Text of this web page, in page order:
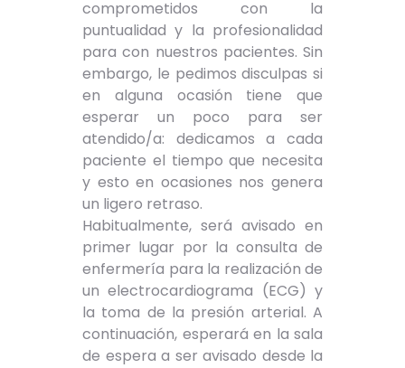
comprometidos con la
puntualidad y la profesionalidad
para con nuestros pacientes. Sin
embargo, le pedimos disculpas si
en alguna ocasión tiene que
esperar un poco para ser
atendido/a: dedicamos a cada
paciente el tiempo que necesita
y esto en ocasiones nos genera
un ligero retraso.
Habitualmente, será avisado en
primer lugar por la consulta de
enfermería para la realización de
un electrocardiograma (ECG) y
la toma de la presión arterial. A
continuación, esperará en la sala
de espera a ser avisado desde la